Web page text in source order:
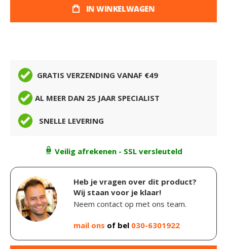
IN WINKELWAGEN
GRATIS VERZENDING VANAF €49
AL MEER DAN 25 JAAR SPECIALIST
SNELLE LEVERING
Veilig afrekenen - SSL versleuteld
Heb je vragen over dit product?
Wij staan voor je klaar!
Neem contact op met ons team.
mail ons of bel 030-6301922